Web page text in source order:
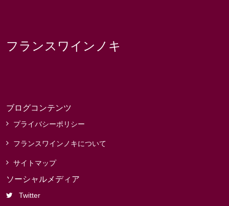
フランスワインノキ
ブログコンテンツ
プライバシーポリシー
フランスワインノキについて
サイトマップ
ソーシャルメディア
Twitter